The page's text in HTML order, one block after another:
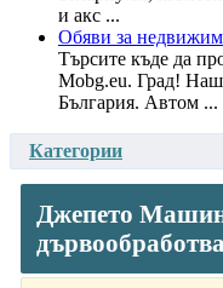
и акс ...
Обяви за
Търсите къде да
Mobg.eu. Град!
България. Автом ...
Категории
Джепето